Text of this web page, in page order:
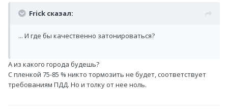
Frick сказал:
... И где бы качественно затонироваться?
А из какого города будешь?
С пленкой 75-85 % никто тормозить не будет, соответствует
требованиям ПДД. Но и толку от нее ноль.